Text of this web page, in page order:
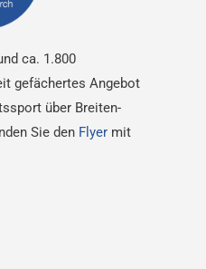
ca. 1.800
gefächertes Angebot
über Breiten-
Sie den Flyer mit